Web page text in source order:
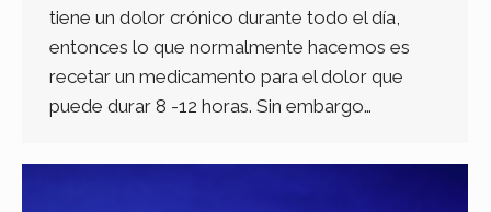
tiene un dolor crónico durante todo el día,
entonces lo que normalmente hacemos es
recetar un medicamento para el dolor que
puede durar 8 -12 horas. Sin embargo…